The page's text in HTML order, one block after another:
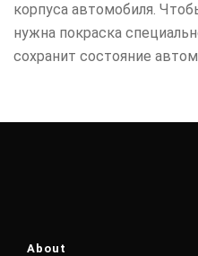
корпуса автомобиля.
нужна покраска
сохранит состояние
About